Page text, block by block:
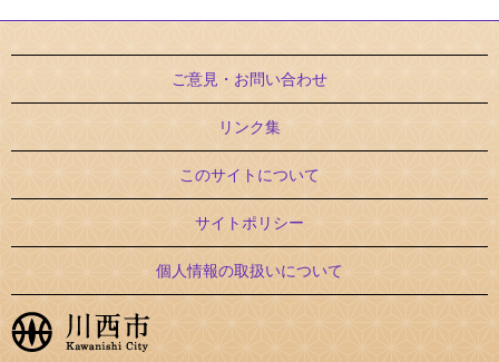
ご意見・お問い合わせ
リンク集
このサイトについて
サイトポリシー
個人情報の取扱いについて